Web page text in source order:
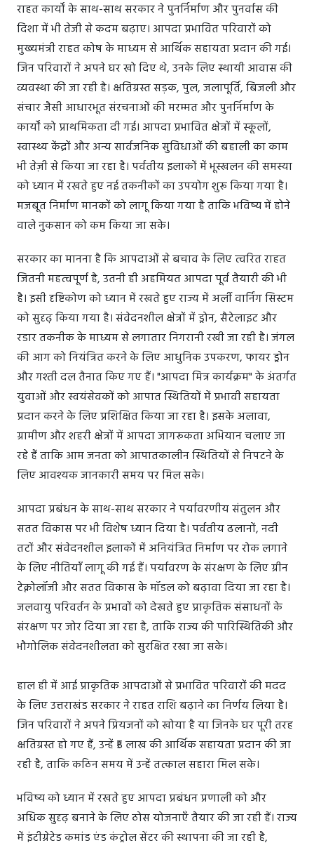
राहत कार्यों के साथ-साथ सरकार ने पुनर्निर्माण और पुनर्वास की
दिशा में भी तेजी से कदम बढ़ाए। आपदा प्रभावित परिवारों को
मुख्यमंत्री राहत कोष के माध्यम से आर्थिक सहायता प्रदान की गई।
जिन परिवारों ने अपने घर खो दिए थे, उनके लिए स्थायी आवास की
व्यवस्था की जा रही है। क्षतिग्रस्त सड़क, पुल, जलापूर्ति, बिजली और
संचार जैसी आधारभूत संरचनाओं की मरम्मत और पुनर्निर्माण के
कार्यों को प्राथमिकता दी गई। आपदा प्रभावित क्षेत्रों में स्कूलों,
स्वास्थ्य केंद्रों और अन्य सार्वजनिक सुविधाओं की बहाली का काम
भी तेज़ी से किया जा रहा है। पर्वतीय इलाकों में भूस्खलन की समस्या
को ध्यान में रखते हुए नई तकनीकों का उपयोग शुरू किया गया है।
मजबूत निर्माण मानकों को लागू किया गया है ताकि भविष्य में होने
वाले नुकसान को कम किया जा सके।
सरकार का मानना है कि आपदाओं से बचाव के लिए त्वरित राहत
जितनी महत्वपूर्ण है, उतनी ही अहमियत आपदा पूर्व तैयारी की भी
है। इसी दृष्टिकोण को ध्यान में रखते हुए राज्य में अर्ली वार्निंग सिस्टम
को सुदृढ़ किया गया है। संवेदनशील क्षेत्रों में ड्रोन, सैटेलाइट और
रडार तकनीक के माध्यम से लगातार निगरानी रखी जा रही है। जंगल
की आग को नियंत्रित करने के लिए आधुनिक उपकरण, फायर ड्रोन
और गश्ती दल तैनात किए गए हैं। "आपदा मित्र कार्यक्रम" के अंतर्गत
युवाओं और स्वयंसेवकों को आपात स्थितियों में प्रभावी सहायता
प्रदान करने के लिए प्रशिक्षित किया जा रहा है। इसके अलावा,
ग्रामीण और शहरी क्षेत्रों में आपदा जागरूकता अभियान चलाए जा
रहे हैं ताकि आम जनता को आपातकालीन स्थितियों से निपटने के
लिए आवश्यक जानकारी समय पर मिल सके।
आपदा प्रबंधन के साथ-साथ सरकार ने पर्यावरणीय संतुलन और
सतत विकास पर भी विशेष ध्यान दिया है। पर्वतीय ढलानों, नदी
तटों और संवेदनशील इलाकों में अनियंत्रित निर्माण पर रोक लगाने
के लिए नीतियाँ लागू की गई हैं। पर्यावरण के संरक्षण के लिए ग्रीन
टेक्नोलॉजी और सतत विकास के मॉडल को बढ़ावा दिया जा रहा है।
जलवायु परिवर्तन के प्रभावों को देखते हुए प्राकृतिक संसाधनों के
संरक्षण पर जोर दिया जा रहा है, ताकि राज्य की पारिस्थितिकी और
भौगोलिक संवेदनशीलता को सुरक्षित रखा जा सके।
हाल ही में आई प्राकृतिक आपदाओं से प्रभावित परिवारों की मदद
के लिए उत्तराखंड सरकार ने राहत राशि बढ़ाने का निर्णय लिया है।
जिन परिवारों ने अपने प्रियजनों को खोया है या जिनके घर पूरी तरह
क्षतिग्रस्त हो गए हैं, उन्हें ₹5 लाख की आर्थिक सहायता प्रदान की जा
रही है, ताकि कठिन समय में उन्हें तत्काल सहारा मिल सके।
भविष्य को ध्यान में रखते हुए आपदा प्रबंधन प्रणाली को और
अधिक सुदृढ़ बनाने के लिए ठोस योजनाएँ तैयार की जा रही हैं। राज्य
में इंटीग्रेटेड कमांड एंड कंट्रोल सेंटर की स्थापना की जा रही है,